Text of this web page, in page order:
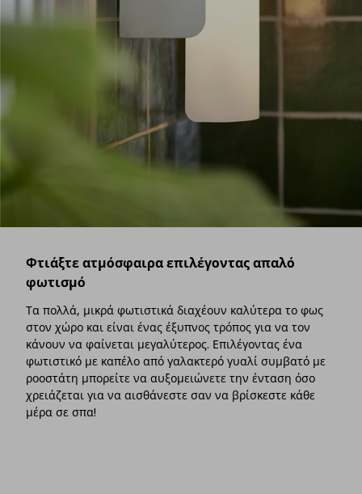
Φτιάξτε ατμόσφαιρα επιλέγοντας απαλό
φωτισμό
Τα πολλά, μικρά φωτιστικά διαχέουν καλύτερα το φως
στον χώρο και είναι ένας έξυπνος τρόπος για να τον
κάνουν να φαίνεται μεγαλύτερος. Επιλέγοντας ένα
φωτιστικό με καπέλο από γαλακτερό γυαλί συμβατό με
ροοστάτη μπορείτε να αυξομειώνετε την ένταση όσο
χρειάζεται για να αισθάνεστε σαν να βρίσκεστε κάθε
μέρα σε σπα!